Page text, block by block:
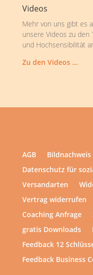
Videos
Mehr von uns gibt es
unsere Videos zu den
und Hochsensibilität
Zu den Videos …
AGB Bildnachweis
Datenschutz für
Versandarten
Vertrag widerrufen
Coaching Anfrage
gratis Downloads
Feedback 12
Feedback Business